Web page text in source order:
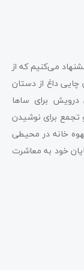
می‌کنیم که از
چایی داغ از دستان
برای سا‌ها
برای نوشیدن
خانه در محیطی
خود به معاشرت